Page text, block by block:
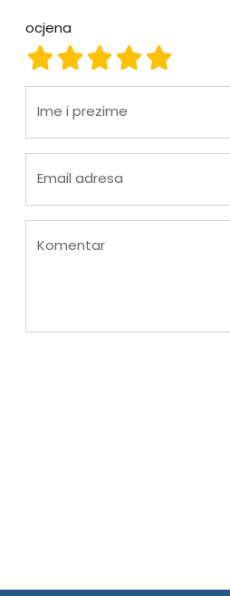
ocjena
ocjena 5
ocjena 4
ocjena 3
ocjena 2
ocjena 1
Ime i prezime
Email adresa
Komentar